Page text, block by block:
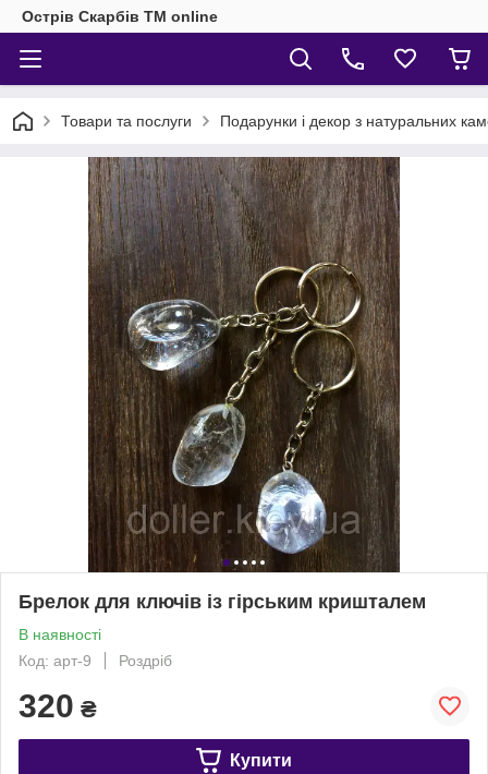
Острів Скарбів TM online
Товари та послуги Подарунки і декор з натуральних
Брелок для ключів із гірським кришталем
В наявності
Код: арт-9
Роздріб
320 ₴
Купити